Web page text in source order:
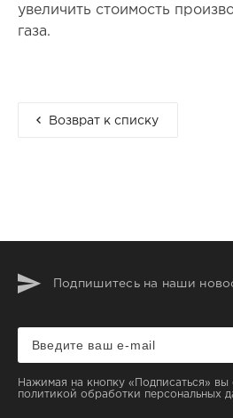
увеличить стоимость
газа.
Возврат к списку
Подпишитесь на наши
Нажимая на кнопку «Подписаться» вы
политикой обработки персональных